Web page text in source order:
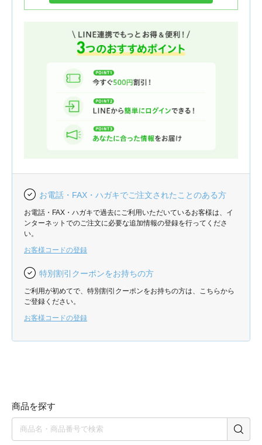
お電話・FAX・ハガキでご注文されたことのある方
お電話・FAX・ハガキで過去にご利用いただいているお客様は、イ
ンターネットでのご注文に必要な追加情報の登録を行ってくださ
い。
お客様コードの登録
特別割引クーポンをお持ちの方
ご利用が初めてで、特別割引クーポンをお持ちの方は、こちらから
ご登録ください。
お客様コードの登録
商品を探す